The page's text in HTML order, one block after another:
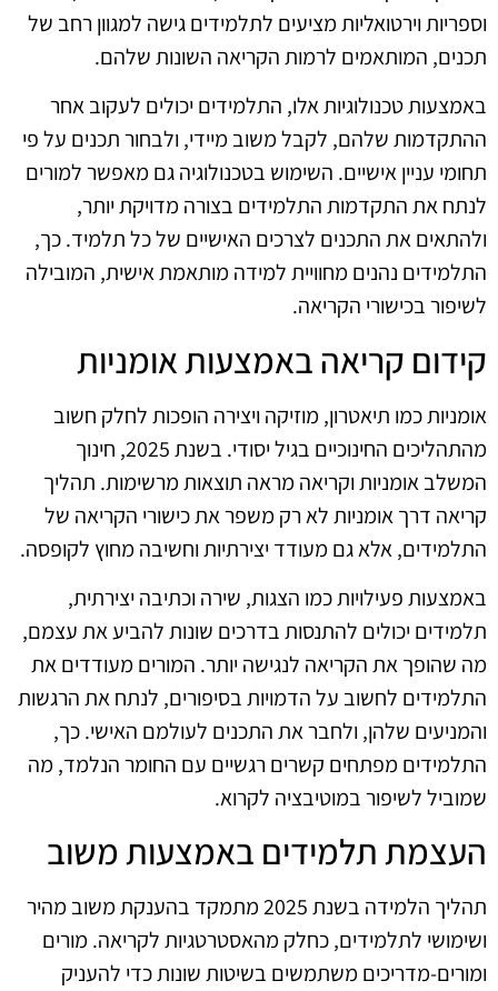
וספריות וירטואליות מציעים לתלמידים גישה למגוון רחב של
תכנים, המותאמים לרמות הקריאה השונות שלהם.
באמצעות טכנולוגיות אלו, התלמידים יכולים לעקוב אחר
ההתקדמות שלהם, לקבל משוב מיידי, ולבחור תכנים על פי
תחומי עניין אישיים. השימוש בטכנולוגיה גם מאפשר למורים
לנתח את התקדמות התלמידים בצורה מדויקת יותר,
ולהתאים את התכנים לצרכים האישיים של כל תלמיד. כך,
התלמידים נהנים מחוויית למידה מותאמת אישית, המובילה
לשיפור בכישורי הקריאה.
קידום קריאה באמצעות אומניות
אומניות כמו תיאטרון, מוזיקה ויצירה הופכות לחלק חשוב
מהתהליכים החינוכיים בגיל יסודי. בשנת 2025, חינוך
המשלב אומניות וקריאה מראה תוצאות מרשימות. תהליך
קריאה דרך אומניות לא רק משפר את כישורי הקריאה של
התלמידים, אלא גם מעודד יצירתיות וחשיבה מחוץ לקופסה.
באמצעות פעילויות כמו הצגות, שירה וכתיבה יצירתית,
תלמידים יכולים להתנסות בדרכים שונות להביע את עצמם,
מה שהופך את הקריאה לנגישה יותר. המורים מעודדים את
התלמידים לחשוב על הדמויות בסיפורים, לנתח את הרגשות
והמניעים שלהן, ולחבר את התכנים לעולמם האישי. כך,
התלמידים מפתחים קשרים רגשיים עם החומר הנלמד, מה
שמוביל לשיפור במוטיבציה לקרוא.
העצמת תלמידים באמצעות משוב
תהליך הלמידה בשנת 2025 מתמקד בהענקת משוב מהיר
ושימושי לתלמידים, כחלק מהאסטרטגיות לקריאה. מורים
ומורים-מדריכים משתמשים בשיטות שונות כדי להעניק